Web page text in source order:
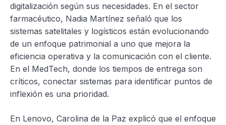
digitalización según sus necesidades. En el sector
farmacéutico, Nadia Martínez señaló que los
sistemas satelitales y logísticos están evolucionando
de un enfoque patrimonial a uno que mejora la
eficiencia operativa y la comunicación con el cliente.
En el MedTech, donde los tiempos de entrega son
críticos, conectar sistemas para identificar puntos de
inflexión es una prioridad.
En Lenovo, Carolina de la Paz explicó que el enfoque